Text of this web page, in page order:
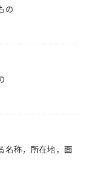
の
名称，所在地，面